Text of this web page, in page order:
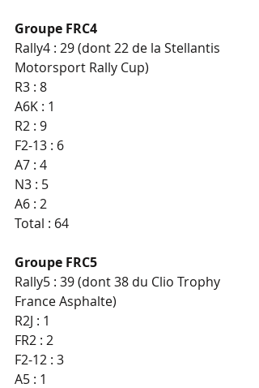
Groupe FRC4
Rally4 : 29 (dont 22 de la Stellantis
Motorsport Rally Cup)
R3 : 8
A6K : 1
R2 : 9
F2-13 : 6
A7 : 4
N3 : 5
A6 : 2
Total : 64
Groupe FRC5
Rally5 : 39 (dont 38 du Clio Trophy
France Asphalte)
R2J : 1
FR2 : 2
F2-12 : 3
A5 : 1